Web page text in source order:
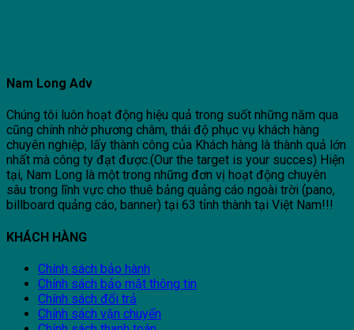
Nam Long Adv
Chúng tôi luôn hoạt động hiệu quả trong suốt những năm qua
cũng chính nhờ phương châm, thái độ phục vụ khách hàng
chuyên nghiệp, lấy thành công của Khách hàng là thành quả lớn
nhất mà công ty đạt được.(Our the target is your succes) Hiện
tại, Nam Long là một trong những đơn vị hoạt động chuyên
sâu trong lĩnh vực cho thuê bảng quảng cáo ngoài trời (pano,
billboard quảng cáo, banner) tại 63 tỉnh thành tại Việt Nam!!!
KHÁCH HÀNG
Chính sách bảo hành
Chính sách bảo mật thông tin
Chính sách đổi trả
Chính sách vận chuyển